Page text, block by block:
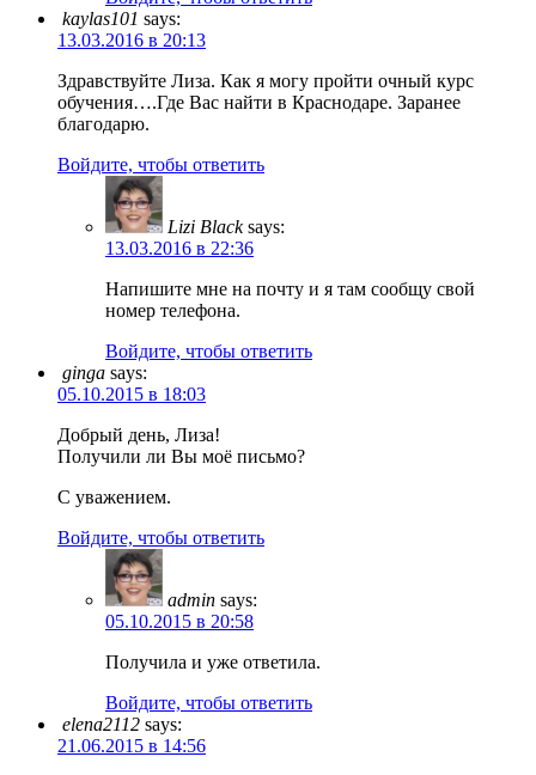
kaylas101 says:
13.03.2016 в 20:13
Здравствуйте Лиза. Как я могу пройти очный курс
обучения….Где Вас найти в Краснодаре. Заранее
благодарю.
Войдите, чтобы ответить
Lizi Black says:
13.03.2016 в 22:36
Напишите мне на почту и я там сообщу свой
номер телефона.
Войдите, чтобы ответить
ginga says:
05.10.2015 в 18:03
Добрый день, Лиза!
Получили ли Вы моё письмо?
С уважением.
Войдите, чтобы ответить
admin says:
05.10.2015 в 20:58
Получила и уже ответила.
Войдите, чтобы ответить
elena2112 says:
21.06.2015 в 14:56